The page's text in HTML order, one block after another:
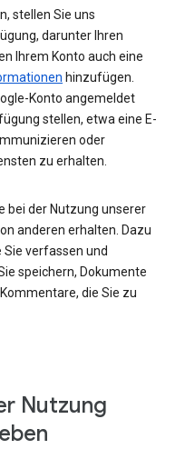
stellen Sie uns
darunter Ihren
Ihrem Konto auch eine
hinzufügen.
Konto angemeldet
stellen, etwa eine E-
oder
zu erhalten.
bei der Nutzung unserer
anderen erhalten. Dazu
Sie verfassen und
speichern, Dokumente
die Sie zu
Nutzung